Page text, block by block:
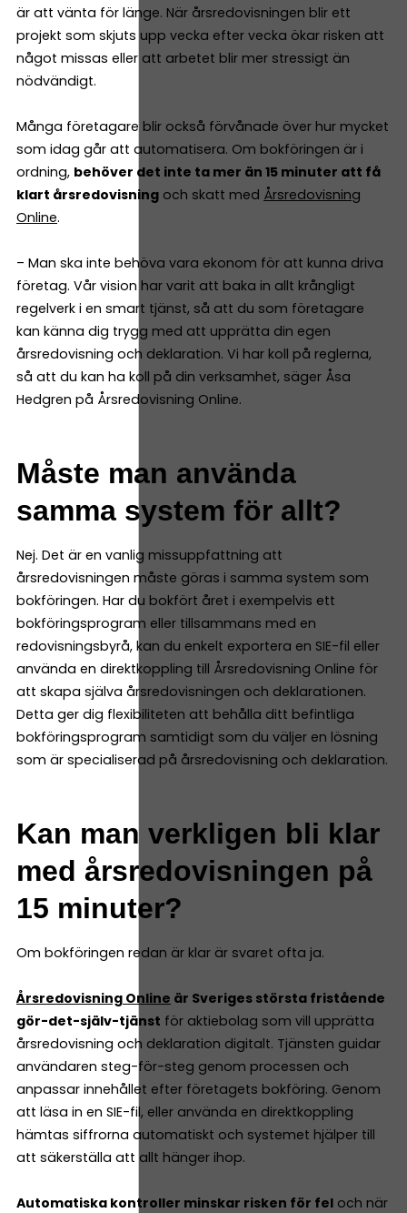
är att vänta för länge. När årsredovisningen blir ett
projekt som skjuts upp vecka efter vecka ökar risken att
något missas eller att arbetet blir mer stressigt än
nödvändigt.
Många företagare blir också förvånade över hur mycket
som idag går att automatisera. Om bokföringen är i
ordning, behöver det inte ta mer än 15 minuter att få
klart årsredovisning och skatt med Årsredovisning
Online.
– Man ska inte behöva vara ekonom för att kunna driva
företag. Vår vision har varit att baka in allt krångligt
regelverk i en smart tjänst, så att du som företagare
kan känna dig trygg med att upprätta din egen
årsredovisning och deklaration. Vi har koll på reglerna,
så att du kan ha koll på din verksamhet, säger Åsa
Hedgren på Årsredovisning Online.
Måste man använda
samma system för allt?
Nej. Det är en vanlig missuppfattning att
årsredovisningen måste göras i samma system som
bokföringen. Har du bokfört året i exempelvis ett
bokföringsprogram eller tillsammans med en
redovisningsbyrå, kan du enkelt exportera en SIE-fil eller
använda en direktkoppling till Årsredovisning Online för
att skapa själva årsredovisningen och deklarationen.
Detta ger dig flexibiliteten att behålla ditt befintliga
bokföringsprogram samtidigt som du väljer en lösning
som är specialiserad på årsredovisning och deklaration.
Kan man verkligen bli klar
med årsredovisningen på
15 minuter?
Om bokföringen redan är klar är svaret ofta ja.
Årsredovisning Online är Sveriges största fristående
gör-det-själv-tjänst för aktiebolag som vill upprätta
årsredovisning och deklaration digitalt. Tjänsten guidar
användaren steg-för-steg genom processen och
anpassar innehållet efter företagets bokföring. Genom
att läsa in en SIE-fil, eller använda en direktkoppling
hämtas siffrorna automatiskt och systemet hjälper till
att säkerställa att allt hänger ihop.
Automatiska kontroller minskar risken för fel och när